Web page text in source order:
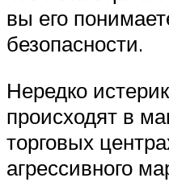
вы его
безопасности.
Нередко
происходят в
торговых
агрессивного